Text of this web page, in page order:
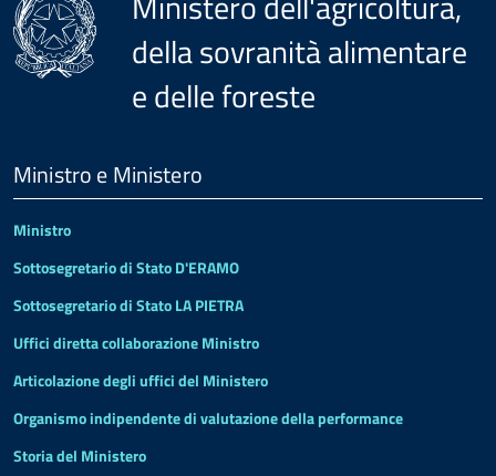
della sovranità alimentare
e delle foreste
Footer
Ministro e Ministero
Ministro
Sottosegretario di Stato D'ERAMO
Sottosegretario di Stato LA PIETRA
Uffici diretta collaborazione Ministro
Articolazione degli uffici del Ministero
Organismo indipendente di valutazione della performance
Storia del Ministero